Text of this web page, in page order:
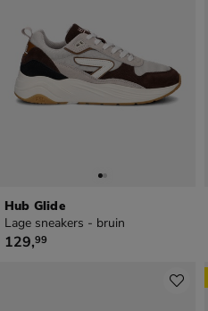
Hub Glide
Lage sneakers - bruin
€ 129,99
129,99